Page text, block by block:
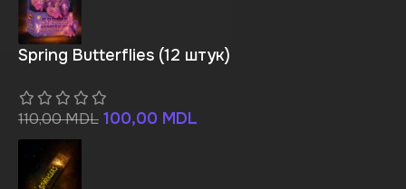
Spring Butterflies (12 штук)
110,00MDL 100,00 MDL